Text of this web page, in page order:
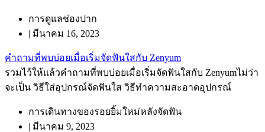
การดูแลช่องปาก
| มีนาคม 16, 2023
คำถามที่พบบ่อยเมื่อเริ่มจัดฟันใสกับ Zenyum
รวมไว้ให้แล้วคำถามที่พบบ่อยเมื่อเริ่มจัดฟันใสกับ Zenyumไม่ว่า
จะเป็น วิธีใส่อุปกรณ์จัดฟันใส วิธีทำความสะอาดอุปกรณ์
การเดินทางของรอยยิ้มใหม่หลังจัดฟัน
| มีนาคม 9, 2023